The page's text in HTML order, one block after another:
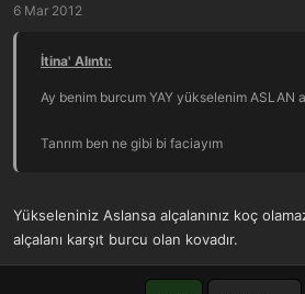
6 Mar 2012
İtina' Alıntı:
Ay benim burcum YAY yükselenim ASLAN
Tanrım ben ne gibi bi faciayım
Yükseleniniz Aslansa alçalanınız koç
alçalanı karşıt burcu olan kovadır.